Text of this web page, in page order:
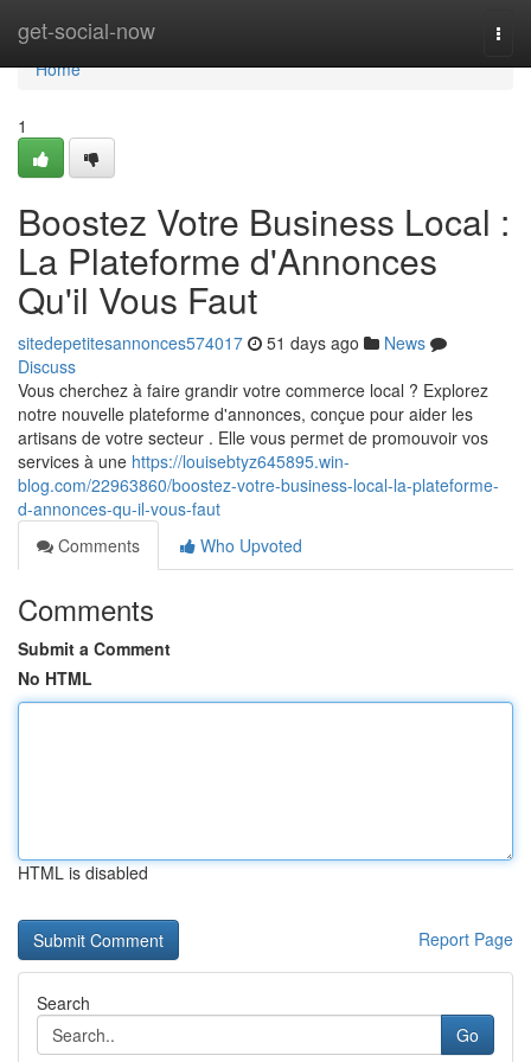
get-social-now
Home
Home
1
Boostez Votre Business Local :
La Plateforme d'Annonces
Qu'il Vous Faut
sitedepetitesannonces574017 51 days ago
News
Discuss
Vous cherchez à faire grandir votre commerce local ? Explorez
notre nouvelle plateforme d'annonces, conçue pour aider les
artisans de votre secteur . Elle vous permet de promouvoir vos
services à une https://louisebtyz645895.win-
blog.com/22963860/boostez-votre-business-local-la-plateforme-
d-annonces-qu-il-vous-faut
Comments
Who Upvoted
Comments
Submit a Comment
No HTML
HTML is disabled
Report Page
Search
Go